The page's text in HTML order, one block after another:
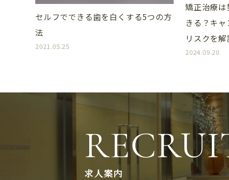
コンセプト
セルフでできる歯を白くする5つの方
法
2021.05.25
矯正治療
きる？キ
リスクを解
2024.09.20
求人案内